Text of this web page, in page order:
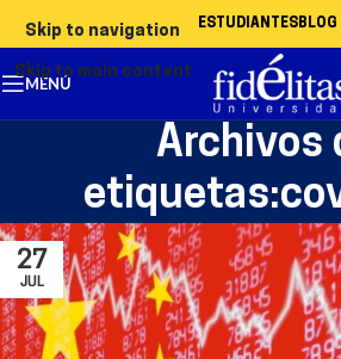
Skip to navigation
Skip to main content
ESTUDIANTESBLOG
MENÚ
Archivos
27
JUL